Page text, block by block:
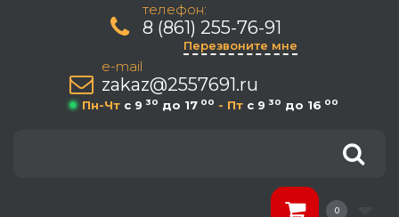
телефон:
8 (861) 255-76-91
Перезвоните мне
e-mail
zakaz@2557691.ru
Пн-Чт c 9 30 до 17 00 - Пт c 9 30 до 16 00
0